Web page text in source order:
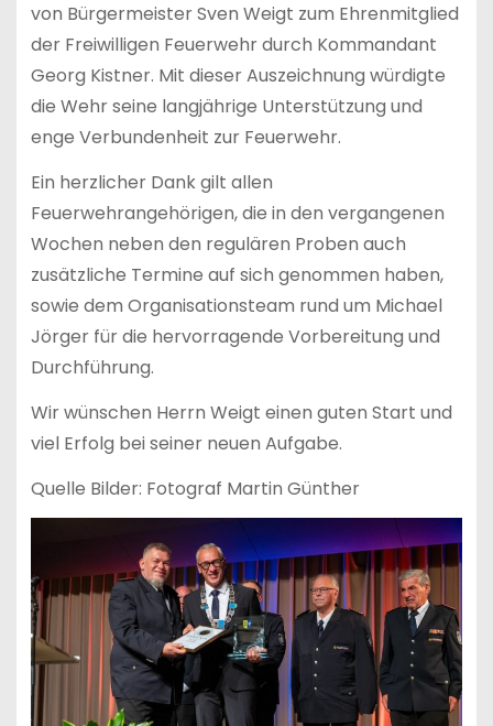
von Bürgermeister Sven Weigt zum Ehrenmitglied
der Freiwilligen Feuerwehr durch Kommandant
Georg Kistner. Mit dieser Auszeichnung würdigte
die Wehr seine langjährige Unterstützung und
enge Verbundenheit zur Feuerwehr.
Ein herzlicher Dank gilt allen
Feuerwehrangehörigen, die in den vergangenen
Wochen neben den regulären Proben auch
zusätzliche Termine auf sich genommen haben,
sowie dem Organisationsteam rund um Michael
Jörger für die hervorragende Vorbereitung und
Durchführung.
Wir wünschen Herrn Weigt einen guten Start und
viel Erfolg bei seiner neuen Aufgabe.
Quelle Bilder: Fotograf Martin Günther